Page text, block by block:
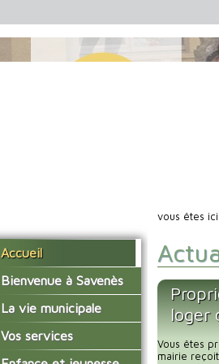
Accueil
Bienvenue à Savenès
Situer Savenès
Savenès en chiffre
L'histoire du village
La vie municipale
Vos élus
Les compte-rendus du
Vos services
La mairie
vous êtes
loger
Vous êtes
mairie